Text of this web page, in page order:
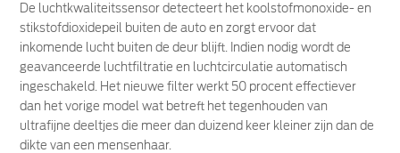
De luchtkwaliteitssensor detecteert het koolstofmonoxide- en
stikstofdioxidepeil buiten de auto en zorgt ervoor dat
inkomende lucht buiten de deur blijft. Indien nodig wordt de
geavanceerde luchtfiltratie en luchtcirculatie automatisch
ingeschakeld. Het nieuwe filter werkt 50 procent effectiever
dan het vorige model wat betreft het tegenhouden van
ultrafijne deeltjes die meer dan duizend keer kleiner zijn dan de
dikte van een mensenhaar.